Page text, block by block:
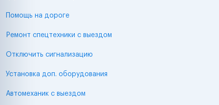
Помощь на дороге
Ремонт спецтехники с выездом
Отключить сигнализацию
Установка доп. оборудования
Автомеханик с выездом